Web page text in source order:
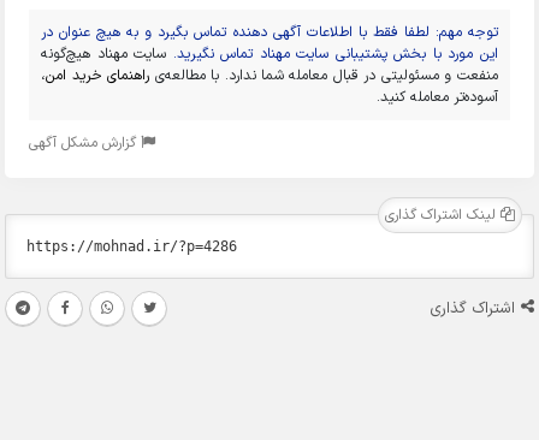
توجه مهم: لطفا فقط با اطلاعات آگهی دهنده تماس بگیرد و به هیچ عنوان در
این مورد با بخش پشتیبانی سایت مهناد تماس نگیرید. سایت مهناد هیچ‌گونه
منفعت و مسئولیتی در قبال معامله شما ندارد. با مطالعه‌ی راهنمای خرید امن،
آسوده‌تر معامله کنید.
گزارش مشکل آگهی
لینک اشتراک گذاری
اشتراک گذاری